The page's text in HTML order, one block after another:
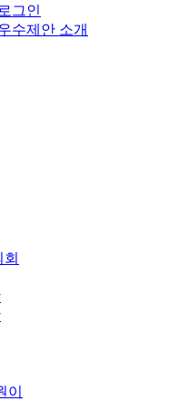
그인
수제안 소개
이